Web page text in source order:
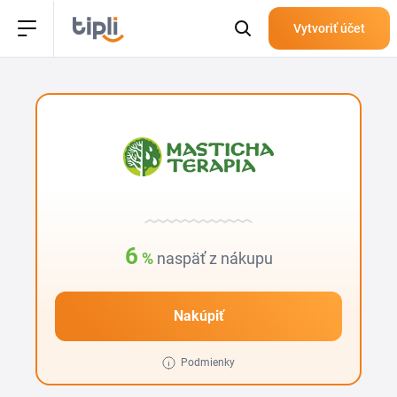
Vytvoriť účet
6 % naspäť z nákupu
Nakúpiť
Podmienky